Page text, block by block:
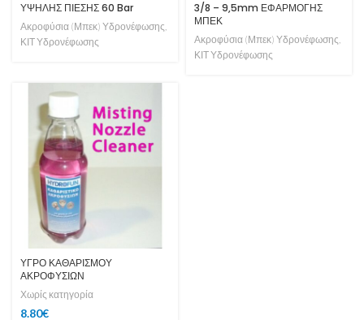
ΥΨΗΛΗΣ ΠΙΕΣΗΣ 60 Bar
Ακροφύσια (Μπεκ) Υδρονέφωσης,
ΚΙΤ Υδρονέφωσης
3/8 – 9,5mm ΕΦΑΡΜΟΓΗΣ
ΜΠΕΚ
Ακροφύσια (Μπεκ) Υδρονέφωσης,
ΚΙΤ Υδρονέφωσης
ΥΓΡΟ ΚΑΘΑΡΙΣΜΟΥ
ΑΚΡΟΦΥΣΙΩΝ
Χωρίς κατηγορία
8.80€